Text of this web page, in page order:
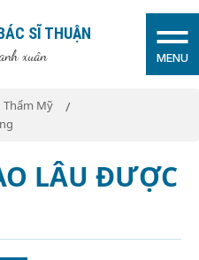
SĨ THUẬN
xuân MENU
Thẩm Mỹ
LÂU ĐƯỢC